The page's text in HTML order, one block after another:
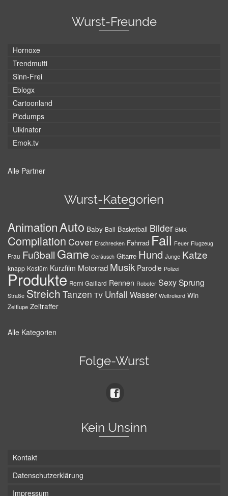
Wurst-Freunde
Hornoxe
Trendmutti
Sinn-Frei
Eblogx
Cartoonland
Picdumps
Ulkinator
Emok.tv
Alle Partner
Wurst-Kategorien
AnimationAuto Baby Ball Basketball Bilder BMX
Compilation Cover Erschrecken Fahrrad Fail Feuer Flugzeug
Frau Fußball Game Geräusch Gitarre Hund Junge Katze
knapp Kostüm Kurzfilm Motorrad Musik Parodie Polizei
Produkte Remi Gaillard Rennen Roboter SexySprung
Straße Streich Tanzen TV Unfall Wasser Weltrekord Win
Zeitlupe Zeitraffer
Alle Kategorien
Folge-Wurst
Kein Unsinn
Kontakt
Datenschutzerklärung
Impressum